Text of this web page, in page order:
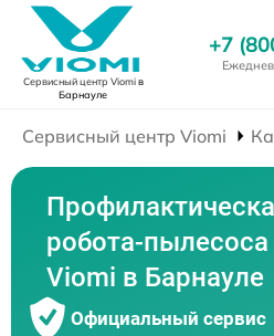
Сервисный центр Viomiв
Барнауле
+7
Сервисный центр Viomi
робота-пылесоса
Viomi в Барнауле
Официальный сервис